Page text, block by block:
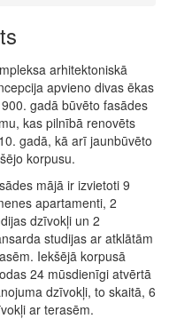
arhitektoniskā
apvieno divas ēkas
gadā būvēto fasādes
kas pilnībā renovēts
gadā, kā arī jaunbūvēto
korpusu.
mājā ir izvietoti 9
apartamenti, 2
dzīvokļi un 2
studijas ar atklātām
Iekšējā korpusā
24 mūsdienīgi atvērtā
dzīvokļi, to skaitā, 6
ar terasēm.